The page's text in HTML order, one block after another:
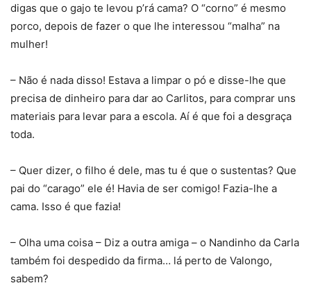
digas que o gajo te levou p’rá cama? O “corno” é mesmo
porco, depois de fazer o que lhe interessou “malha” na
mulher!
– Não é nada disso! Estava a limpar o pó e disse-lhe que
precisa de dinheiro para dar ao Carlitos, para comprar uns
materiais para levar para a escola. Aí é que foi a desgraça
toda.
– Quer dizer, o filho é dele, mas tu é que o sustentas? Que
pai do “carago” ele é! Havia de ser comigo! Fazia-lhe a
cama. Isso é que fazia!
– Olha uma coisa – Diz a outra amiga – o Nandinho da Carla
também foi despedido da firma… lá perto de Valongo,
sabem?